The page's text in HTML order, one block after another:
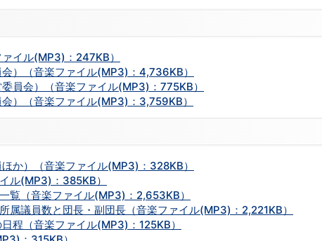
イル(MP3)：247KB）
）（音楽ファイル(MP3)：4,736KB）
員会）（音楽ファイル(MP3)：775KB）
）（音楽ファイル(MP3)：3,759KB）
か）（音楽ファイル(MP3)：328KB）
ル(MP3)：385KB）
覧（音楽ファイル(MP3)：2,653KB）
属議員数と団長・副団長（音楽ファイル(MP3)：2,221KB）
程（音楽ファイル(MP3)：125KB）